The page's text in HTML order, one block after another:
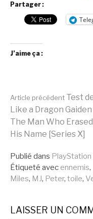
Partager :
J’aime ça :
Lire
la
suite
Article précédent Test
Like a Dragon Gaiden
The Man Who Erased
His Name [Series X]
Publié dans PlayStation
Étiqueté avec ennemis,
Miles, MJ, Peter, toile,
LAISSER UN